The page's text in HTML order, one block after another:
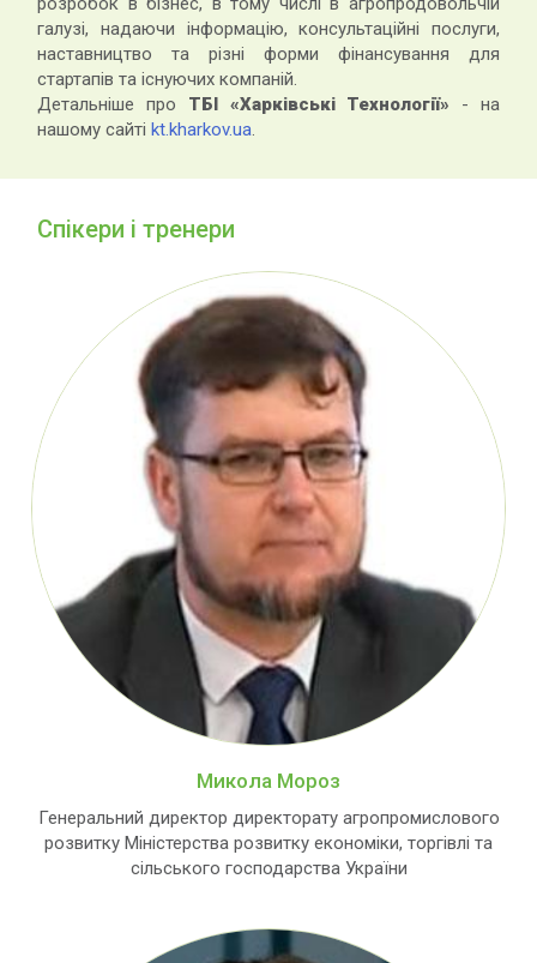
галузі, надаючи інформацію, консультаційні послуги,
наставництво та різні форми фінансування для
стартапів та існуючих компаній.
Детальніше про ТБІ «Харківські Технології» - на
нашому сайті kt.kharkov.ua.
Спікери і тренери
Микола Мороз
Генеральний директор директорату агропромислового
розвитку Міністерства розвитку економіки, торгівлі та
сільського господарства України